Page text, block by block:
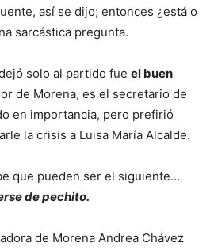
así se dijo; entonces ¿está o
sarcástica pregunta.
solo al partido fue el buen
de Morena, es el secretario de
en importancia, pero prefirió
la crisis a Luisa María Alcalde.
que pueden ser el siguiente…
de pechito.
de Morena Andrea Chávez